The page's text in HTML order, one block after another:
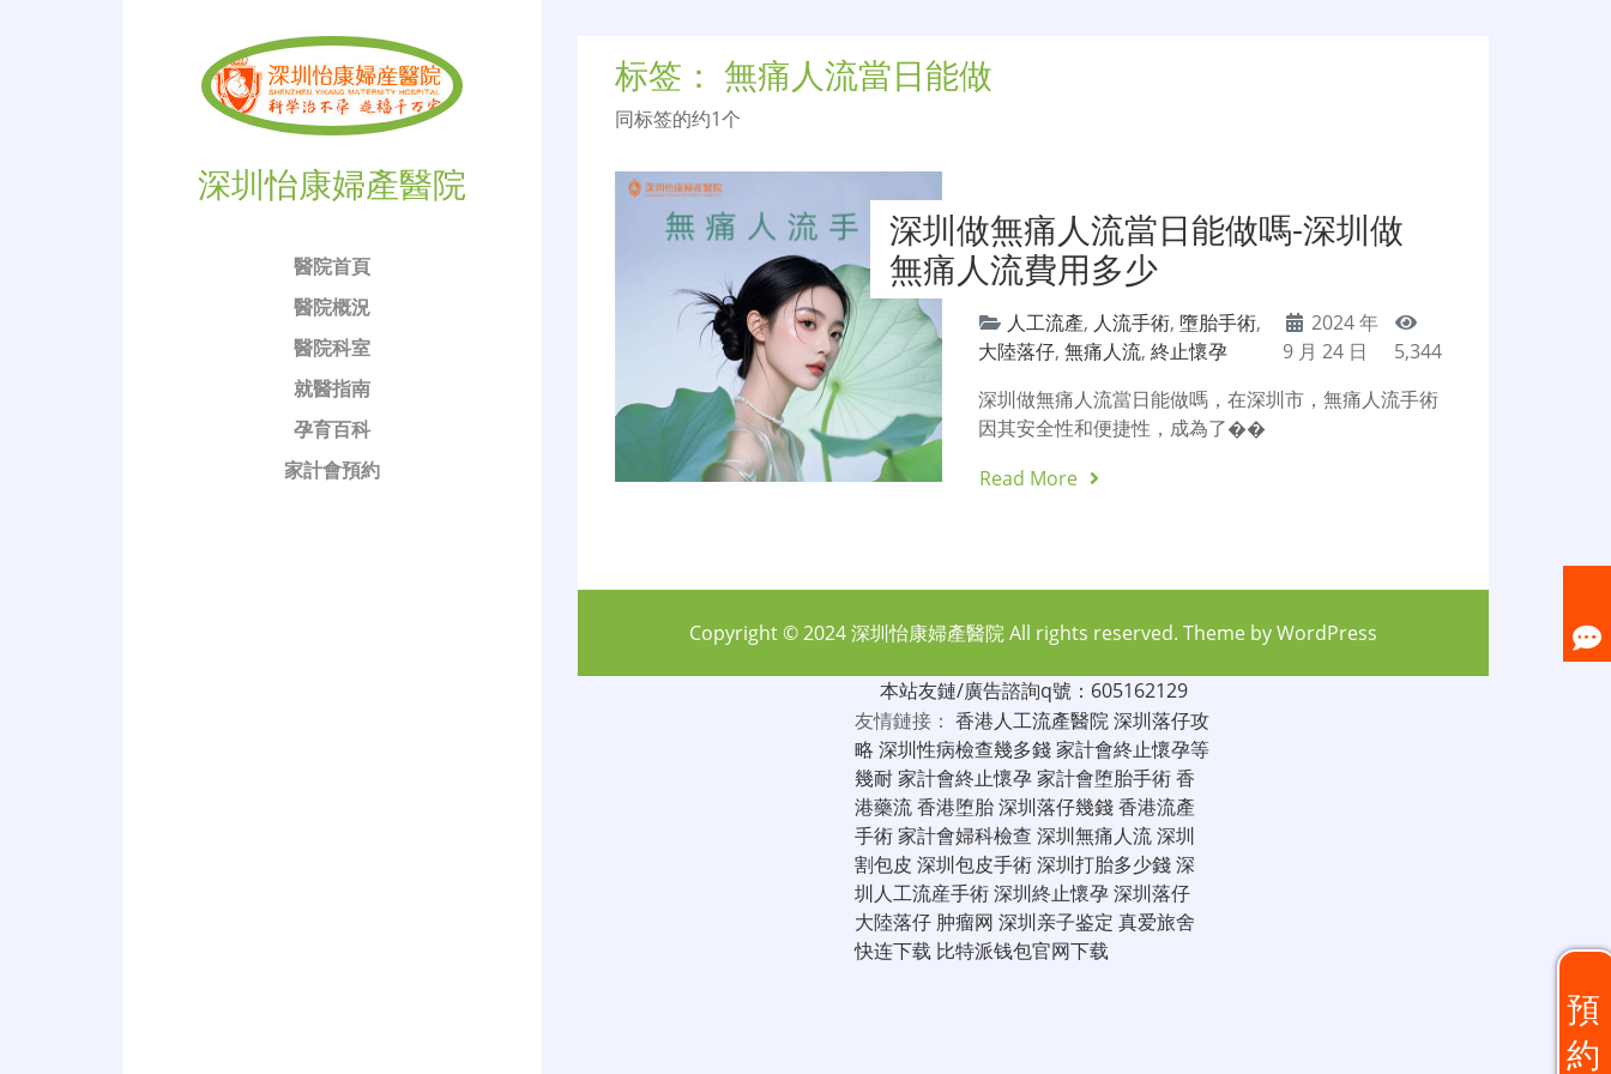
深圳怡康婦產醫院
醫院首頁
醫院概況
醫院科室
就醫指南
孕育百科
家計會預約
标签： 無痛人流當日能做
同标签的约1个
深圳做無痛人流當日能做嗎-深圳做
無痛人流費用多少
人工流產, 人流手術,墮胎手術,
大陸落仔,無痛人流,終止懷孕
2024 年
9 月 24 日
5,344
深圳做無痛人流當日能做嗎，在深圳市，無痛人流手術
因其安全性和便捷性，成為了��
Read More
預
約
Copyright © 2024深圳怡康婦產醫院All rights reserved. Theme byWordPress
本站友鏈/廣告諮詢q號：605162129
友情鏈接： 香港人工流產醫院深圳落仔攻
略 深圳性病檢查幾多錢家計會終止懷孕等
幾耐家計會終止懷孕家計會堕胎手術香
港藥流香港堕胎深圳落仔幾錢香港流產
手術家計會婦科檢查 深圳無痛人流深圳
割包皮 深圳包皮手術深圳打胎多少錢深
圳人工流産手術深圳終止懷孕深圳落仔
大陸落仔 肿瘤网 深圳亲子鉴定 真爱旅舍
快连下载 比特派钱包官网下载